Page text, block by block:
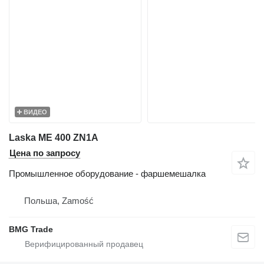
ВИДЕО
Laska ME 400 ZN1A
Цена по запросу
Промышленное оборудование - фаршемешалка
Польша, Zamość
BMG Trade